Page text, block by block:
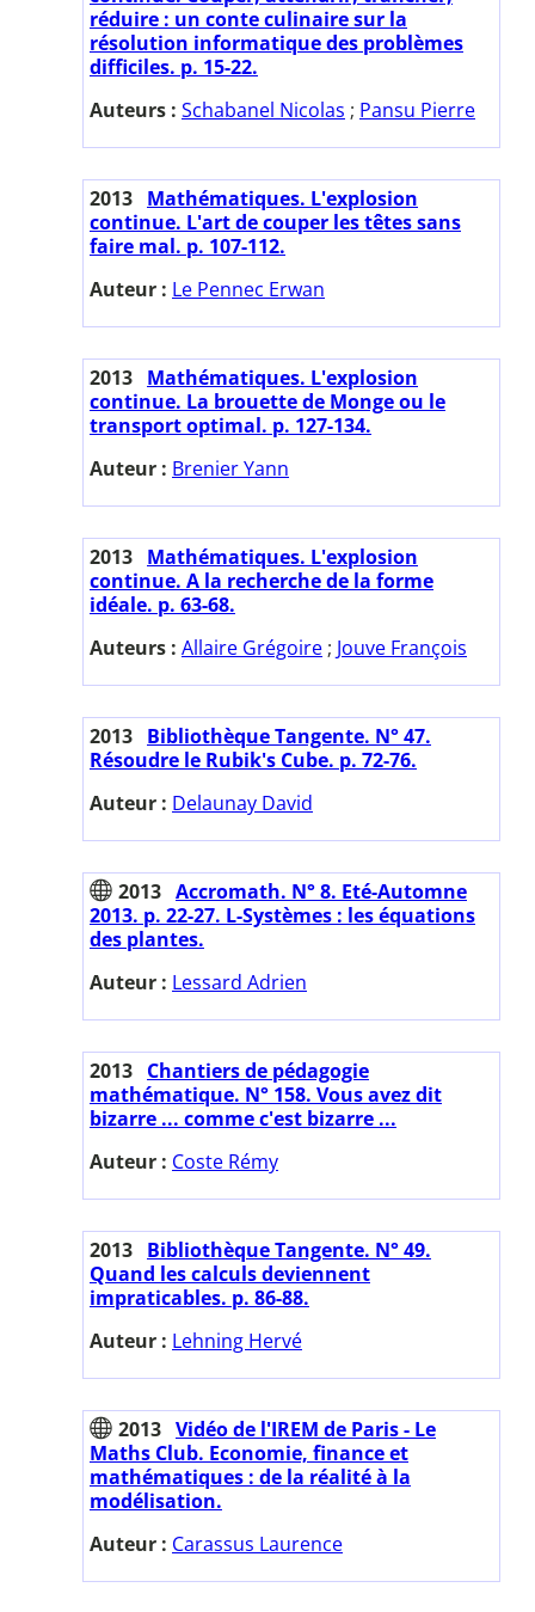
réduire : un conte culinaire sur la
résolution informatique des problèmes
difficiles. p. 15-22.
Auteurs : Schabanel Nicolas ; Pansu Pierre
2013 Mathématiques. L'explosion
continue. L'art de couper les têtes sans
faire mal. p. 107-112.
Auteur : Le Pennec Erwan
2013 Mathématiques. L'explosion
continue. La brouette de Monge ou le
transport optimal. p. 127-134.
Auteur : Brenier Yann
2013 Mathématiques. L'explosion
continue. A la recherche de la forme
idéale. p. 63-68.
Auteurs : Allaire Grégoire ; Jouve François
2013 Bibliothèque Tangente. N° 47.
Résoudre le Rubik's Cube. p. 72-76.
Auteur : Delaunay David
2013 Accromath. N° 8. Eté-Automne
2013. p. 22-27. L-Systèmes : les équations
des plantes.
Auteur : Lessard Adrien
2013 Chantiers de pédagogie
mathématique. N° 158. Vous avez dit
bizarre ... comme c'est bizarre ...
Auteur : Coste Rémy
2013 Bibliothèque Tangente. N° 49.
Quand les calculs deviennent
impraticables. p. 86-88.
Auteur : Lehning Hervé
2013 Vidéo de l'IREM de Paris - Le
Maths Club. Economie, finance et
mathématiques : de la réalité à la
modélisation.
Auteur : Carassus Laurence